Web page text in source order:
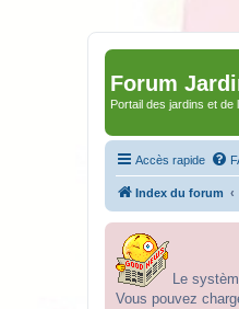
Forum
Portail des jardins et de
Accès rapide
Index du forum
Le
Vous pouvez